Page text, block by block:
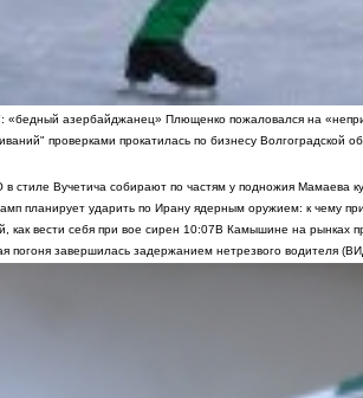
«бедный азербайджанец» Плющенко пожаловался на
проверками прокатилась по бизнесу Волгоградской
в стиле Вучетича собирают по частям у подножия Мамаева
планирует ударить по Ирану ядерным оружием: к чему
как вести себя при вое сирен 10:07В Камышине на рынках
погоня завершилась задержанием нетрезвого водителя